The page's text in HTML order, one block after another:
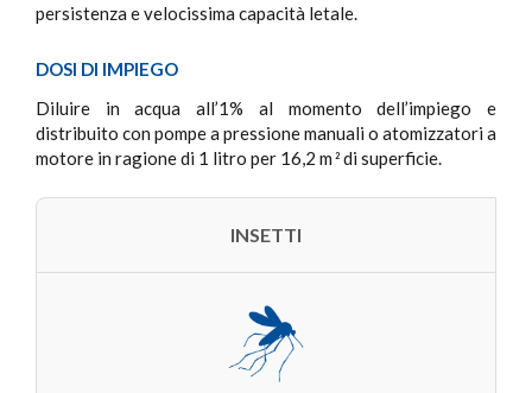
persistenza e velocissima capacità letale.
DOSI DI IMPIEGO
Diluire in acqua all’1% al momento dell’impiego e
distribuito con pompe a pressione manuali o atomizzatori a
motore in ragione di 1 litro per 16,2 m 2 di superficie.
INSETTI